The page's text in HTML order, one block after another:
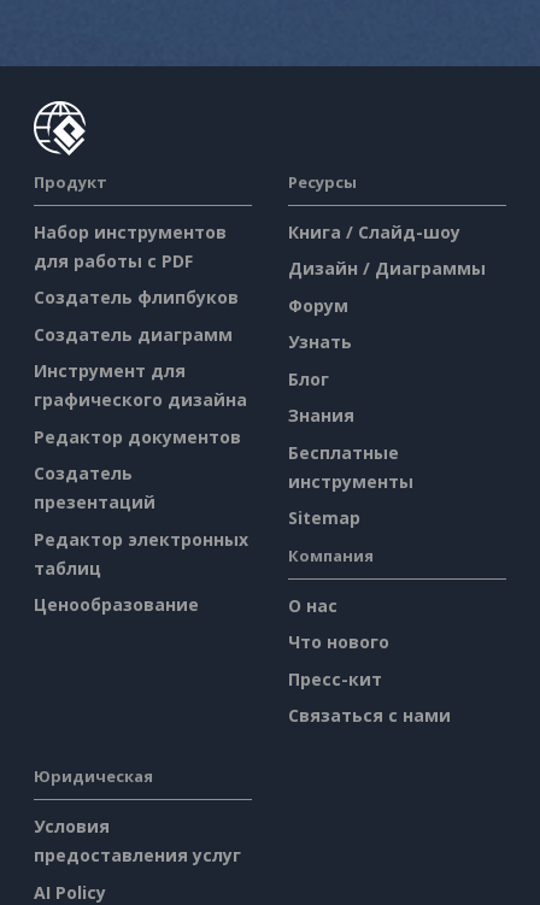
Продукт
Набор инструментов
для работы с PDF
Создатель флипбуков
Создатель диаграмм
Инструмент для
графического дизайна
Редактор документов
Создатель
презентаций
Редактор электронных
таблиц
Ценообразование
Ресурсы
Книга / Слайд-шоу
Дизайн / Диаграммы
Форум
Узнать
Блог
Знания
Бесплатные
инструменты
Sitemap
Компания
О нас
Что нового
Пресс-кит
Связаться с нами
Юридическая
Условия
предоставления услуг
AI Policy